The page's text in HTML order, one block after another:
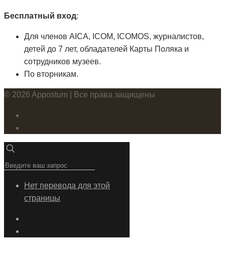
Бесплатный вход:
Для членов AICA, ICOM, ICOMOS, журналистов,
детей до 7 лет, обладателей Карты Поляка и
сотрудников музеев.
По вторникам.
© 2026 Appostum | Все права защищены
Нет перевода для этой
страницы